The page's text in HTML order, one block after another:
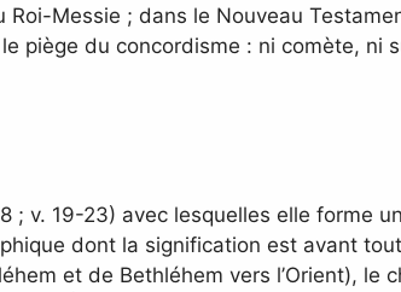
Messie ; dans le Nouveau
piège du concordisme : ni comète, ni
v. 19-23) avec lesquelles elle forme
dont la signification est avant
et de Bethléhem vers l’Orient), le